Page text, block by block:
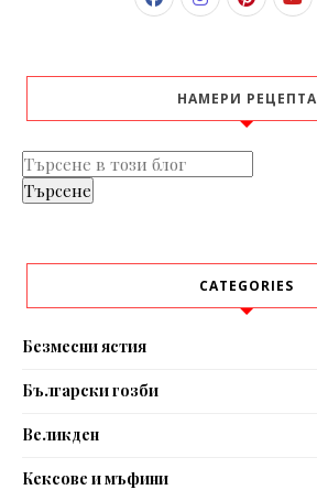
НАМЕРИ РЕЦЕПТА
CATEGORIES
Безмесни ястия
Български гозби
Великден
Кексове и мъфини